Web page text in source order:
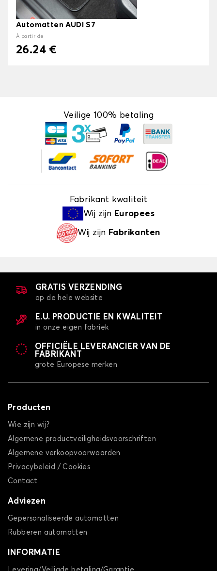
Automatten AUDI S7
À partir de
26.24 €
Veilige 100% betaling
Fabrikant kwaliteit
Wij zijn Europees
Wij zijn Fabrikanten
GRATIS VERZENDING
op de hele website
E.U. PRODUCTIE EN KWALITEIT
in onze eigen fabriek
OFFICIËLE LEVERANCIER VAN DE
FABRIKANT
grote Europese merken
Producten
Wie zijn wij?
Algemene productveiligheidsvoorschriften
Algemene verkoopvoorwaarden
Privacybeleid / Cookies
Contact
Adviezen
Gepersonaliseerde automatten
Rubberen automatten
INFORMATIE